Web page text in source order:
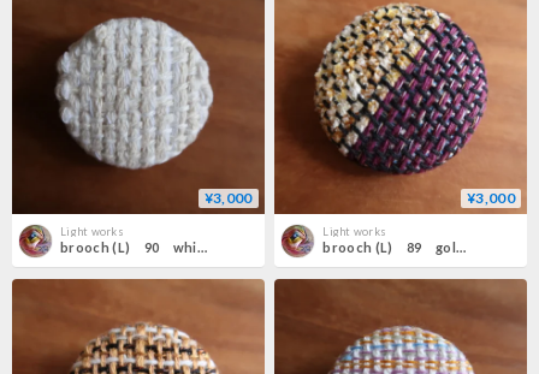
¥3,000
Light works
brooch (L) 90 white
¥3,000
Light works
brooch (L) 89 gold×purple